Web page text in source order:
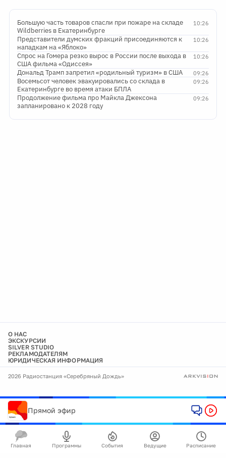
10:26
Большую часть товаров спасли при пожаре на складе
Wildberries в Екатеринбурге
10:26
Представители думских фракций присоединяются к
нападкам на «Яблоко»
10:26
Спрос на Гомера резко вырос в России после выхода в
США фильма «Одиссея»
09:26
Дональд Трамп запретил «родильный туризм» в США
09:26
Восемьсот человек эвакуировались со склада в
Екатеринбурге во время атаки БПЛА
09:26
Продолжение фильма про Майкла Джексона
запланировано к 2028 году
О НАС
ЭКСКУРСИИ
SILVER STUDIO
РЕКЛАМОДАТЕЛЯМ
ЮРИДИЧЕСКАЯ ИНФОРМАЦИЯ
2026 Радиостанция «Серебряный Дождь»
Прямой эфир
Главная Программы События Ведущие Расписание